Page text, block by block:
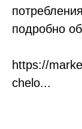
подробно
https://
chelo...